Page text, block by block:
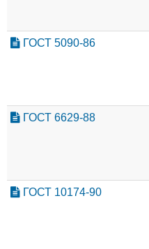
ГОСТ 5090-86
ГОСТ 6629-88
ГОСТ 10174-90